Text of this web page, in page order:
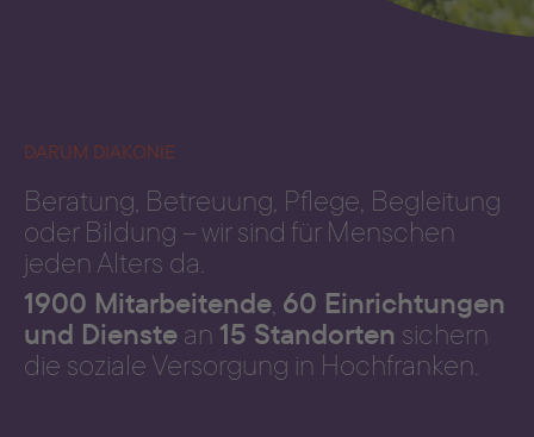
DARUM DIAKONIE
Beratung, Betreuung, Pflege, Begleitung
oder Bildung – wir sind für Menschen
jeden Alters da.
1900 Mitarbeitende, 60 Einrichtungen
und Dienstean15 Standorten sichern
die soziale Versorgung in Hochfranken.